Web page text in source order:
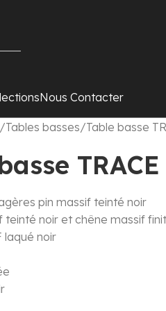
Nous Contacter
Tables basses Table basse
pin massif teinté noir
teinté noir et chêne massif
laqué noir